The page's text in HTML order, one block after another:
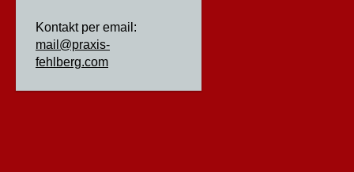
Kontakt per email:
mail@praxis-
fehlberg.com